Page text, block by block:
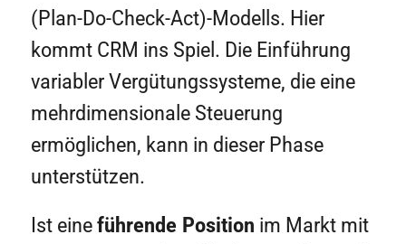
(Plan-Do-Check-Act)-Modells. Hier
kommt CRM ins Spiel. Die Einführung
variabler Vergütungssysteme, die eine
mehrdimensionale Steuerung
ermöglichen, kann in dieser Phase
unterstützen.
Ist eineführende Position im Markt mit